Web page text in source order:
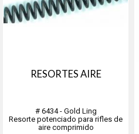
RESORTES AIRE
# 6434 - Gold Ling
Resorte potenciado para rifles de
aire comprimido